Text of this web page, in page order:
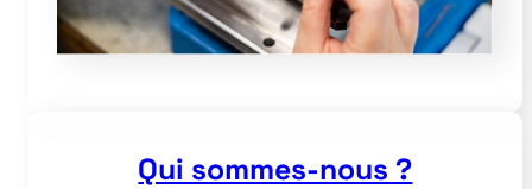
Qui sommes-nous ?